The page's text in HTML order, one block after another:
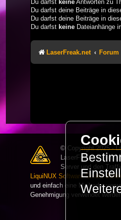
Du darfst keine Antworten zu
Du darfst deine Beiträge in
Du darfst deine Beiträge in
Du darfst keine Dateianhänge
LaserFreak.net Forum
© Copyright 2025 -
LaserFreak ist ein
Server und den
LiquiNUX Software GmbH Berlin
und einfach eine Mail oder
Genehmigung verwendet